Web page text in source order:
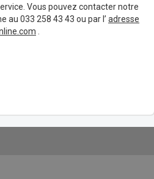
Vous pouvez contacter notre
au 033 258 43 43 ou par l’ adresse